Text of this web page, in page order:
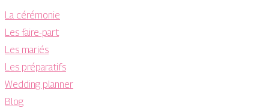
La cérémonie
Les faire-part
Les mariés
Les préparatifs
Wedding planner
Blog